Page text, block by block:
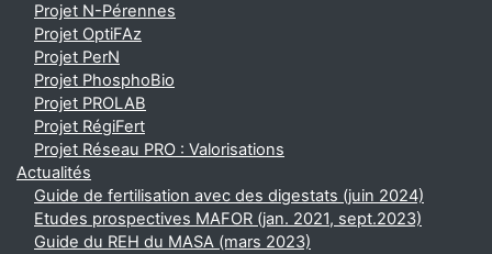
Projet N-Pérennes
Projet OptiFAz
Projet PerN
Projet PhosphoBio
Projet PROLAB
Projet RégiFert
Projet Réseau PRO : Valorisations
Actualités
Guide de fertilisation avec des digestats (juin 2024)
Etudes prospectives MAFOR (jan. 2021, sept.2023)
Guide du REH du MASA (mars 2023)